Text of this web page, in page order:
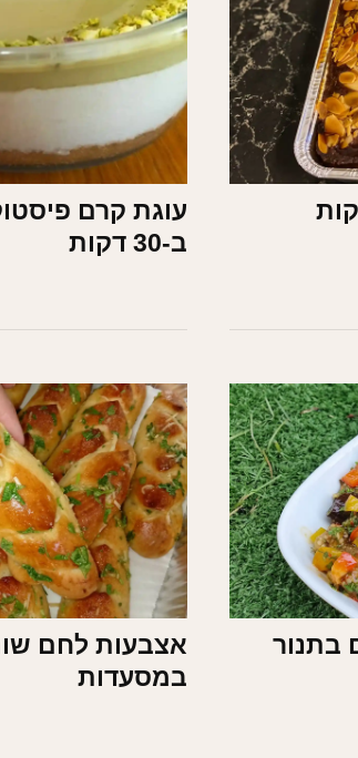
עוגת קרם
ב-30 דקות
בתנור
אצבעות לחם
במסעדות